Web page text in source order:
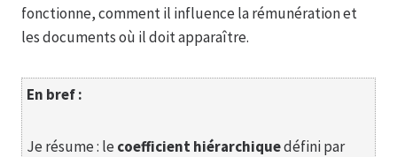
fonctionne, comment il influence la rémunération et
les documents où il doit apparaître.
En bref :
Je résume : le coefficient hiérarchiquedéfini par